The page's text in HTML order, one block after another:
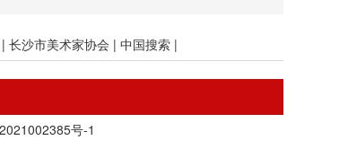
| 长沙市美术家协会 | 中国搜索 |
号-1